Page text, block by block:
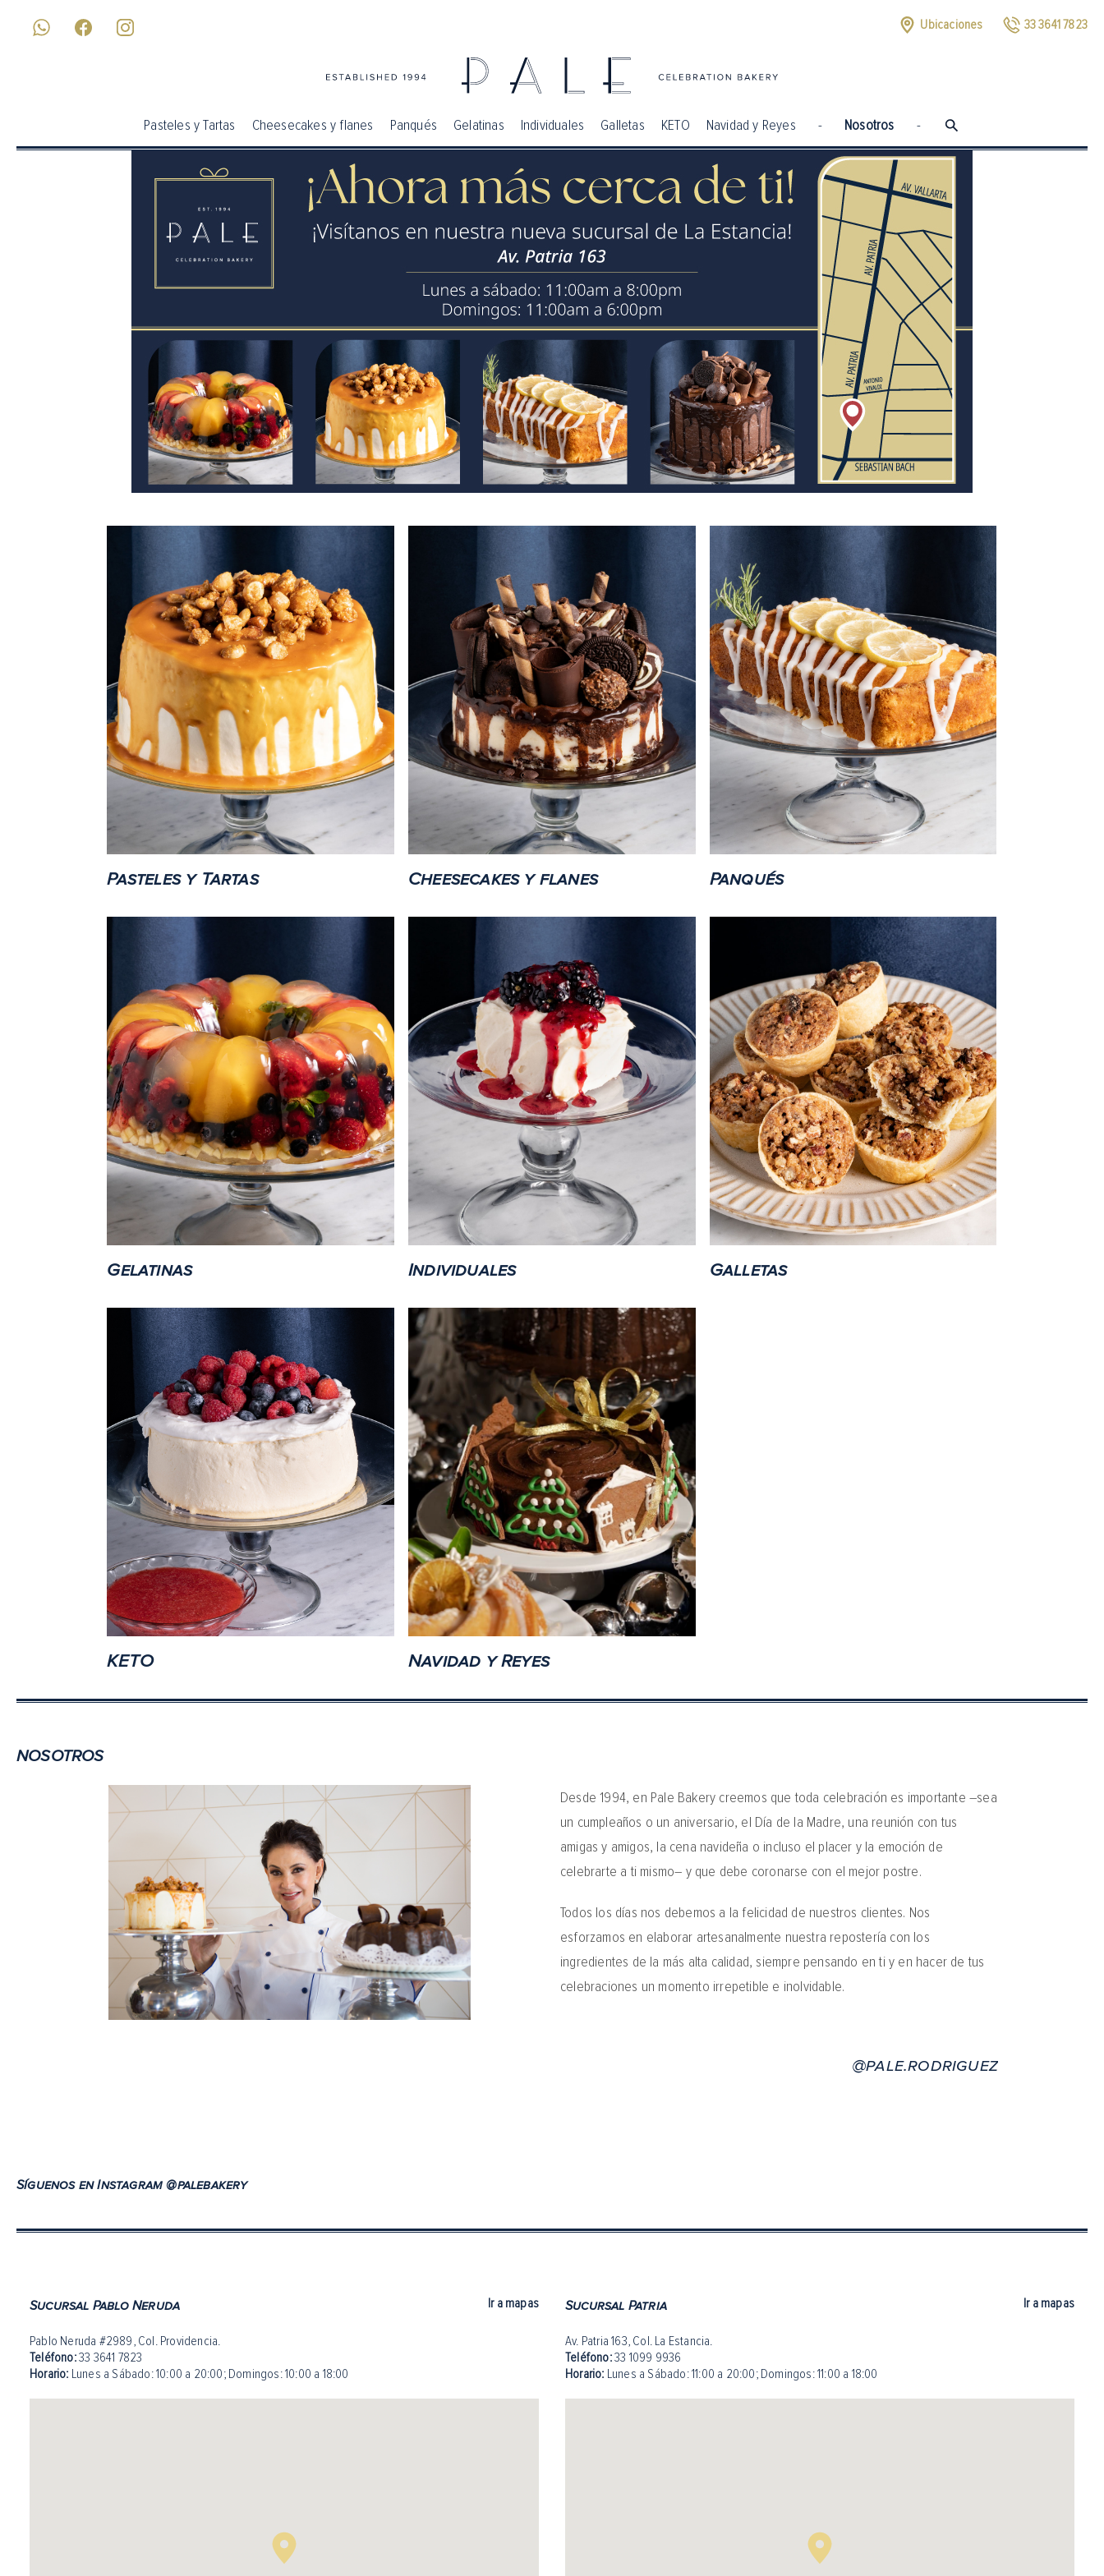
33 3641 7823
Ubicaciones
Pasteles y Tartas Cheesecakes y flanes Panqués Gelatinas Individuales Galletas KETO Navidad y Reyes - Nosotros -
Pasteles y Tartas Cheesecakes y flanes Panqués
Gelatinas Individuales Galletas
KETO Navidad y Reyes
NOSOTROS
Desde 1994, en Pale Bakery creemos que toda celebración es importante –sea
un cumpleaños o un aniversario, el Día de la Madre, una reunión con tus
amigas y amigos, la cena navideña o incluso el placer y la emoción de
celebrarte a ti mismo– y que debe coronarse con el mejor postre.
Todos los días nos debemos a la felicidad de nuestros clientes. Nos
esforzamos en elaborar artesanalmente nuestra repostería con los
ingredientes de la más alta calidad, siempre pensando en ti y en hacer de tus
celebraciones un momento irrepetible e inolvidable.
@pale.rodriguez
Síguenos en Instagram @palebakery
Sucursal Pablo Neruda
Pablo Neruda #2989, Col. Providencia.
Teléfono:33 3641 7823
Horario: Lunes a Sábado: 10:00 a 20:00; Domingos: 10:00 a 18:00
Ir a mapas Sucursal Patria
Av. Patria 163, Col. La Estancia.
Teléfono:33 1099 9936
Horario: Lunes a Sábado: 11:00 a 20:00; Domingos: 11:00 a 18:00
Ir a mapas